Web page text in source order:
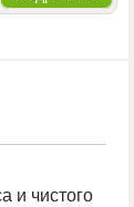
и чистого